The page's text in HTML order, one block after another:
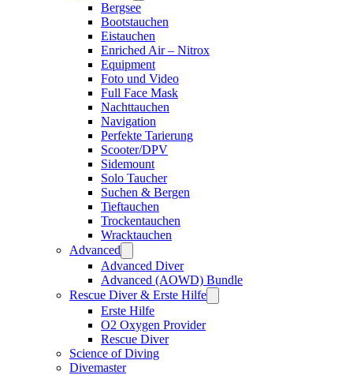
Bergsee
Bootstauchen
Eistauchen
Enriched Air – Nitrox
Equipment
Foto und Video
Full Face Mask
Nachttauchen
Navigation
Perfekte Tarierung
Scooter/DPV
Sidemount
Solo Taucher
Suchen & Bergen
Tieftauchen
Trockentauchen
Wracktauchen
Advanced
Advanced Diver
Advanced (AOWD) Bundle
Rescue Diver & Erste Hilfe
Erste Hilfe
O2 Oxygen Provider
Rescue Diver
Science of Diving
Divemaster